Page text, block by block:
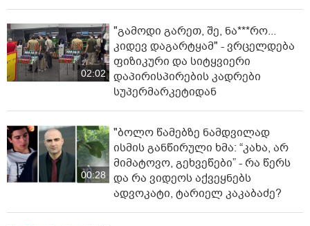
02:02
"გამოდი გარეთ, შე, ნა***რო...
კიდევ დაგარტყამ" - ვრცელდება
ფიზიკური და სიტყვიერი
დაპირისპირების კადრები
სუპერმარკეტიდან
00:28
"ბოლო წამებზე ნამდვილად
ისმის განწირული ხმა: “კახა, არ
მიმატოვო, გეხვეწები” - რა წერს
და რა ვიდეოს აქვეყნებს
ადვოკატი, ტარიელ კაკაბაძე?